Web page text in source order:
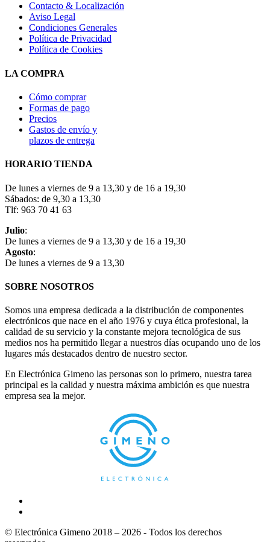
Contacto & Localización
Aviso Legal
Condiciones Generales
Política de Privacidad
Política de Cookies
LA COMPRA
Cómo comprar
Formas de pago
Precios
Gastos de envío y
plazos de entrega
HORARIO TIENDA
De lunes a viernes de 9 a 13,30 y de 16 a 19,30
Sábados: de 9,30 a 13,30
Tlf: 963 70 41 63
Julio:
De lunes a viernes de 9 a 13,30 y de 16 a 19,30
Agosto:
De lunes a viernes de 9 a 13,30
SOBRE NOSOTROS
Somos una empresa dedicada a la distribución de componentes
electrónicos que nace en el año 1976 y cuya ética profesional, la
calidad de su servicio y la constante mejora tecnológica de sus
medios nos ha permitido llegar a nuestros días ocupando uno de los
lugares más destacados dentro de nuestro sector.
En Electrónica Gimeno las personas son lo primero, nuestra tarea
principal es la calidad y nuestra máxima ambición es que nuestra
empresa sea la mejor.
© Electrónica Gimeno 2018 – 2026 - Todos los derechos